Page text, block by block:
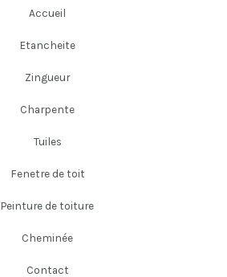
Accueil
Etancheite
Zingueur
Charpente
Tuiles
Fenetre de toit
Peinture de toiture
Cheminée
Contact